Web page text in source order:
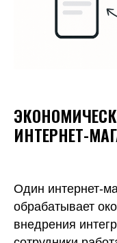
ИНТЕРНЕТ-
Один интернет-
обрабатывает
внедрения